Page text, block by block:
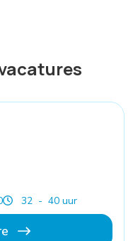
32 - 40 uur